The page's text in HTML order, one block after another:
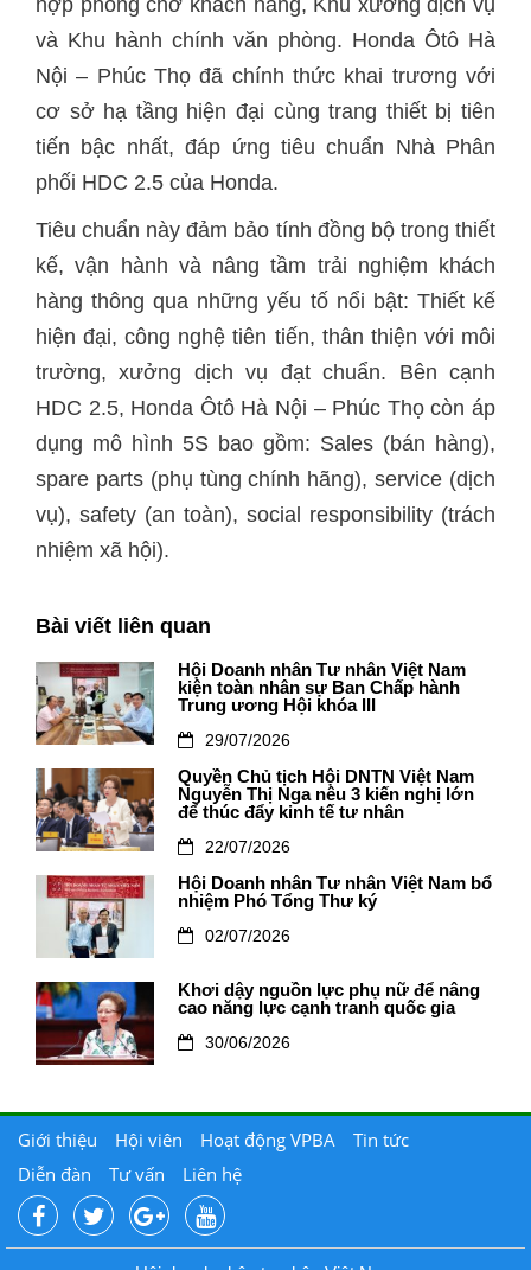
hợp phòng chờ khách hàng, Khu xưởng dịch vụ
và Khu hành chính văn phòng. Honda Ôtô Hà
Nội – Phúc Thọ đã chính thức khai trương với
cơ sở hạ tầng hiện đại cùng trang thiết bị tiên
tiến bậc nhất, đáp ứng tiêu chuẩn Nhà Phân
phối HDC 2.5 của Honda.
Tiêu chuẩn này đảm bảo tính đồng bộ trong thiết
kế, vận hành và nâng tầm trải nghiệm khách
hàng thông qua những yếu tố nổi bật: Thiết kế
hiện đại, công nghệ tiên tiến, thân thiện với môi
trường, xưởng dịch vụ đạt chuẩn. Bên cạnh
HDC 2.5, Honda Ôtô Hà Nội – Phúc Thọ còn áp
dụng mô hình 5S bao gồm: Sales (bán hàng),
spare parts (phụ tùng chính hãng), service (dịch
vụ), safety (an toàn), social responsibility (trách
nhiệm xã hội).
Bài viết liên quan
Hội Doanh nhân Tư nhân Việt Nam
kiện toàn nhân sự Ban Chấp hành
Trung ương Hội khóa III
29/07/2026
Quyền Chủ tịch Hội DNTN Việt Nam
Nguyễn Thị Nga nêu 3 kiến nghị lớn
để thúc đẩy kinh tế tư nhân
22/07/2026
Hội Doanh nhân Tư nhân Việt Nam bổ
nhiệm Phó Tổng Thư ký
02/07/2026
Khơi dậy nguồn lực phụ nữ để nâng
cao năng lực cạnh tranh quốc gia
30/06/2026
Giới thiệu Hội viên Hoạt động VPBA
Tin tức
Diễn đàn
Tư vấn Liên hệ